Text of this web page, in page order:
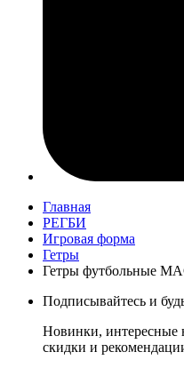
Главная
РЕГБИ
Игровая форма
Гетры
Гетры футбольные
Подписывайтесь и
Новинки, интересные
скидки и